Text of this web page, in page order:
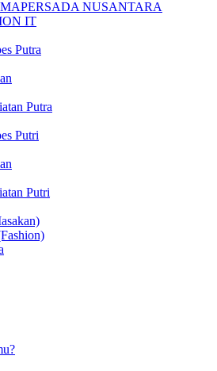
NUSANTARA
IT
Putra
Putra
Putri
Putri